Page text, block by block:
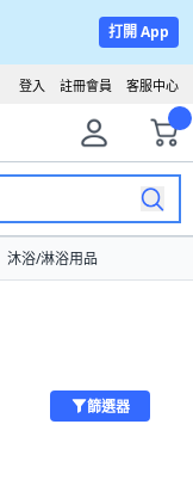
打開 App
客服中心
註冊會員
登入
沐浴/淋浴用品
篩選器